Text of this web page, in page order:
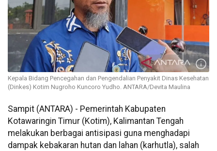
Kepala Bidang Pencegahan dan Pengendalian Penyakit Dinas Kesehatan
(Dinkes) Kotim Nugroho Kuncoro Yudho. ANTARA/Devita Maulina
Sampit (ANTARA) - Pemerintah Kabupaten
Kotawaringin Timur (Kotim), Kalimantan Tengah
melakukan berbagai antisipasi guna menghadapi
dampak kebakaran hutan dan lahan (karhutla), salah